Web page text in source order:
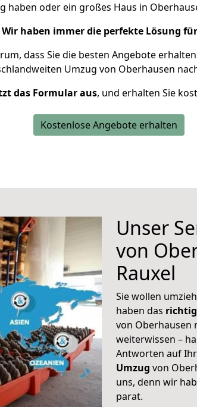
haben oder ein großes Haus in
Wir haben immer die perfekte Lösung
dass Sie die besten Angebote
Umzug von Oberhausen
das Formular aus, und erhalten Sie
Kostenlose Angebote erhalten
Unser
von
Rauxel
Sie wollen
haben das
von Oberhausen
weiterwissen –
Antworten auf
Umzug von
uns, denn wir
parat.